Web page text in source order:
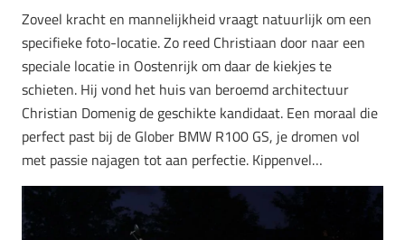
Zoveel kracht en mannelijkheid vraagt natuurlijk om een
specifieke foto-locatie. Zo reed Christiaan door naar een
speciale locatie in Oostenrijk om daar de kiekjes te
schieten. Hij vond het huis van beroemd architectuur
Christian Domenig de geschikte kandidaat. Een moraal die
perfect past bij de Glober BMW R100 GS, je dromen vol
met passie najagen tot aan perfectie. Kippenvel…